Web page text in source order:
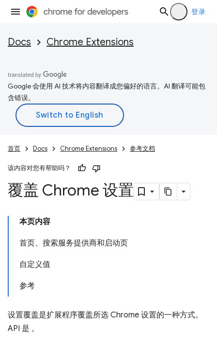
登录
Docs Chrome Extensions
Google 会使用 AI 技术将内容翻译成您偏好的语言。AI 翻译可能包
含错误。
首页 Docs Chrome Extensions 参考文档
该内容对您有帮助吗？
覆盖 Chrome 设置
本页内容
首页、搜索服务提供商和启动页
自定义值
参考
设置覆盖是扩展程序覆盖所选 Chrome 设置的一种方式。
API 是 。